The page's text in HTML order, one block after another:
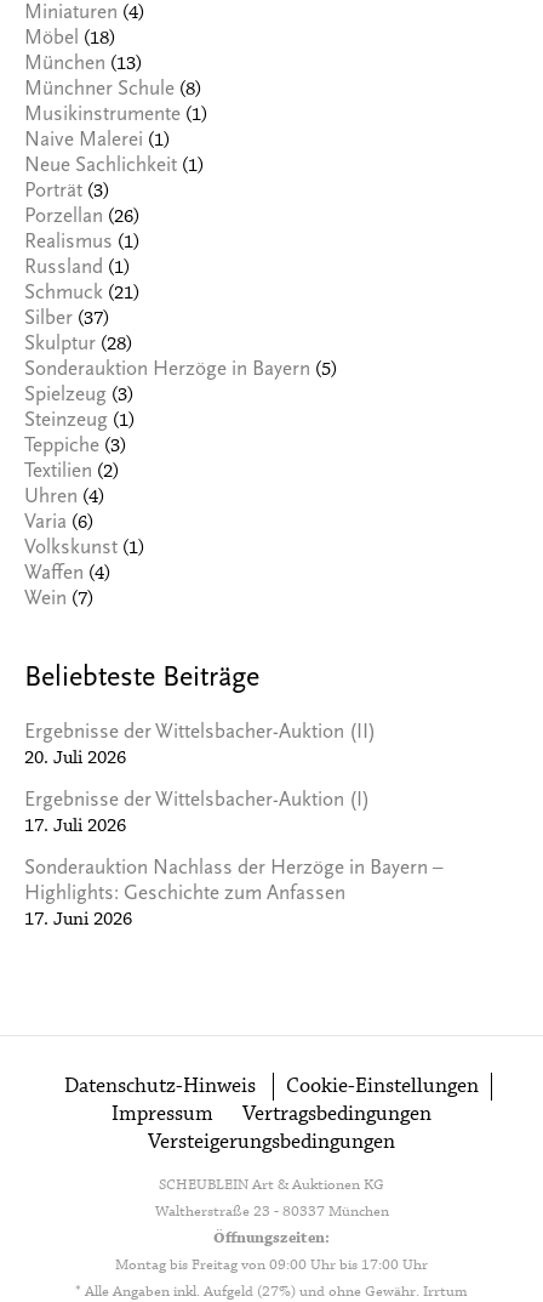
Miniaturen (4)
Möbel (18)
München (13)
Münchner Schule (8)
Musikinstrumente (1)
Naive Malerei (1)
Neue Sachlichkeit (1)
Porträt (3)
Porzellan (26)
Realismus (1)
Russland (1)
Schmuck (21)
Silber (37)
Skulptur (28)
Sonderauktion Herzöge in Bayern (5)
Spielzeug (3)
Steinzeug (1)
Teppiche (3)
Textilien (2)
Uhren (4)
Varia (6)
Volkskunst (1)
Waffen (4)
Wein (7)
Beliebteste Beiträge
Ergebnisse der Wittelsbacher-Auktion (II)
20. Juli 2026
Ergebnisse der Wittelsbacher-Auktion (I)
17. Juli 2026
Sonderauktion Nachlass der Herzöge in Bayern –
Highlights: Geschichte zum Anfassen
17. Juni 2026
Datenschutz-Hinweis
Cookie-Einstellungen
Impressum
Vertragsbedingungen
Versteigerungsbedingungen
SCHEUBLEIN Art & Auktionen KG
Waltherstraße 23 - 80337 München
Öffnungszeiten:
Montag bis Freitag von 09:00 Uhr bis 17:00 Uhr
* Alle Angaben inkl. Aufgeld (27%) und ohne Gewähr. Irrtum